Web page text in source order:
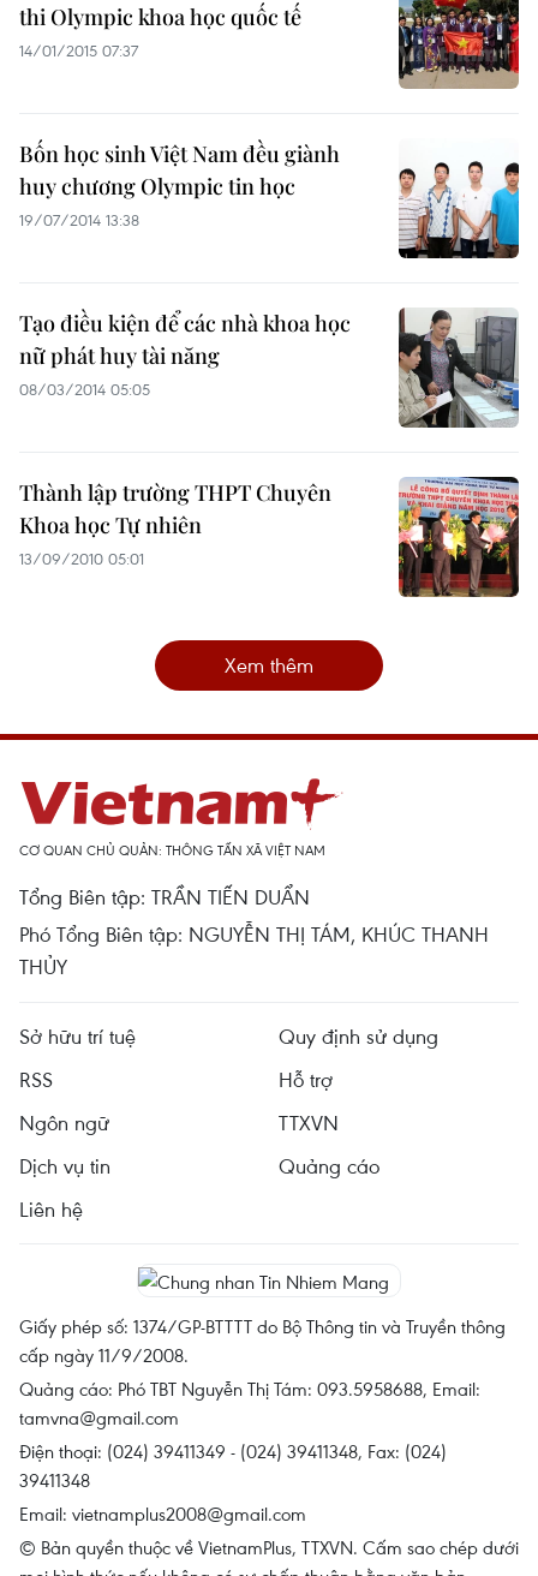
thi Olympic khoa học quốc tế
14/01/2015 07:37
Bốn học sinh Việt Nam đều giành
huy chương Olympic tin học
19/07/2014 13:38
Tạo điều kiện để các nhà khoa học
nữ phát huy tài năng
08/03/2014 05:05
Thành lập trường THPT Chuyên
Khoa học Tự nhiên
13/09/2010 05:01
Xem thêm
CƠ QUAN CHỦ QUẢN: THÔNG TẤN XÃ VIỆT NAM
Tổng Biên tập: TRẦN TIẾN DUẨN
Phó Tổng Biên tập: NGUYỄN THỊ TÁM, KHÚC THANH
THỦY
Sở hữu trí tuệ
Quy định sử dụng
RSS
Hỗ trợ
Ngôn ngữ
TTXVN
Dịch vụ tin
Quảng cáo
Liên hệ
Giấy phép số: 1374/GP-BTTTT do Bộ Thông tin và Truyền thông
cấp ngày 11/9/2008.
Quảng cáo: Phó TBT Nguyễn Thị Tám: 093.5958688, Email:
tamvna@gmail.com
Điện thoại: (024) 39411349 - (024) 39411348, Fax: (024)
39411348
Email: vietnamplus2008@gmail.com
© Bản quyền thuộc về VietnamPlus, TTXVN. Cấm sao chép dưới